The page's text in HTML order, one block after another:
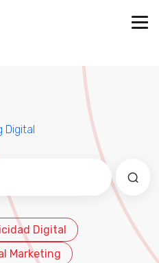
Digital
con una función de
el campo de
Digital
Marketing